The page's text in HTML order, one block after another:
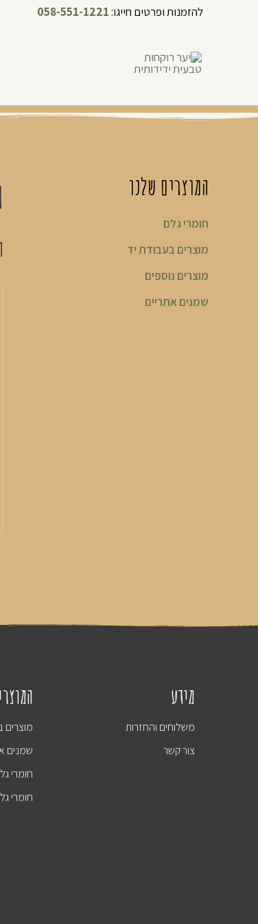
להזמנות ופרטים חייגו:058-551-1221
המוצרים שלנו
חומרי גלם
מוצרים בעבודת יד
מוצרים נוספים
שמנים אתריים​
מידע
משלוחים והחזרות
צור קשר
מוצרים
שמנים
חומרי
חומרי